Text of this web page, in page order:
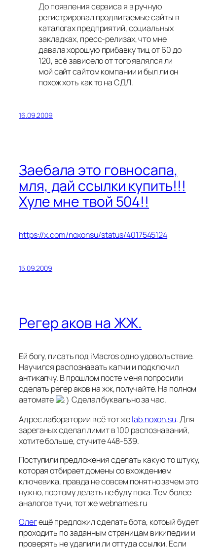
До появления сервиса я в ручную
регистрировал продвигаемые сайты в
каталогах предприятий, социальных
закладках, пресс-релизах, что мне
давала хорошую прибавку тиц от 60 до
120, всё зависело от того являлся ли
мой сайт сайтом компании и был ли он
похож хоть как то на СДЛ.
16.09.2009
Заебала это говносапа,
мля, дай ссылки купить!!!
Хуле мне твой 504!!
https://x.com/noxonsu/status/4017545124
15.09.2009
Регер аков на ЖЖ.
Ей богу, писать под iMacros одно удовольствие.
Научился распознавать капчи и подключил
антикапчу. В прошлом посте меня попросили
сделать регер аков на жж, получайте. На полном
автомате
Сделал буквально за час.
Адрес лаборатории всё тот жеlab.noxon.su. Для
зареганых сделал лимит в 100 распознаваний,
хотите больше, стучите 448-539.
Поступили предложения сделать какую то штуку,
которая отбирает домены со вхождением
ключевика, правда не совсем понятно зачем это
нужно, поэтому делать не буду пока. Тем более
аналогов тучи, тот же webnames.ru
Олегещё предложил сделать бота, котоый будет
проходить по заданным страницам википедии и
проверять не удалили ли оттуда ссылки. Если